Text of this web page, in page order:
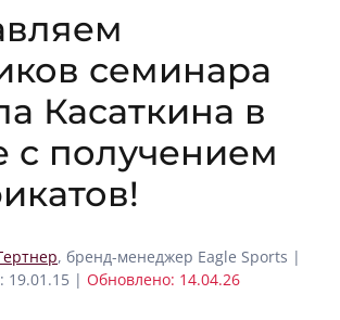
семинара
Касаткина в
с получением
, бренд-менеджер Eagle Sports |
19.01.15 | Обновлено: 14.04.26